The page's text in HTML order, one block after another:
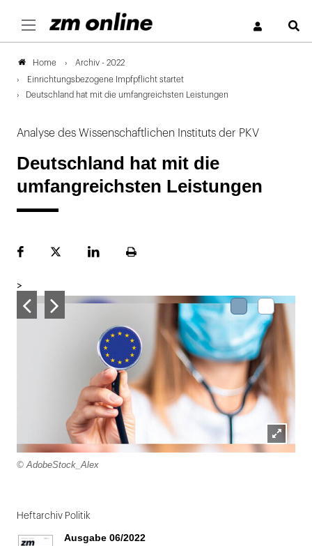
Home Archiv - 2022
Einrichtungsbezogene Impfpflicht startet
Deutschland hat mit die umfangreichsten Leistungen
Analyse des Wissenschaftlichen Instituts der PKV
Deutschland hat mit die
umfangreichsten Leistungen
FacebookPlattformLinekdInSeite
>
Lightbox
© AdobeStock_Alex
1
von
Heftarchiv Politik
Ausgabe 06/2022